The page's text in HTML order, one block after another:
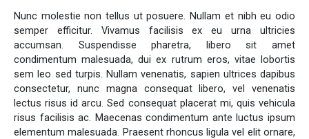
Nunc molestie non tellus ut posuere. Nullam et nibh eu odio
semper efficitur. Vivamus facilisis ex eu urna ultricies
accumsan. Suspendisse pharetra, libero sit amet
condimentum malesuada, dui ex rutrum eros, vitae lobortis
sem leo sed turpis. Nullam venenatis, sapien ultrices dapibus
consectetur, nunc magna consequat libero, vel venenatis
lectus risus id arcu. Sed consequat placerat mi, quis vehicula
risus facilisis ac. Maecenas condimentum ante luctus ipsum
elementum malesuada. Praesent rhoncus ligula vel elit ornare,